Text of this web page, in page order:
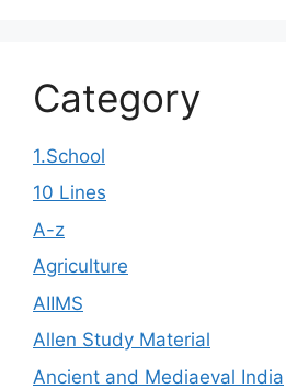
Category
1.School
10 Lines
A-z
Agriculture
AIIMS
Allen Study Material
Ancient and Mediaeval India